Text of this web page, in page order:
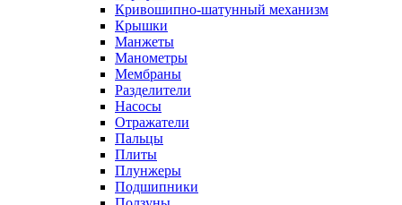
Кривошипно-шатунный механизм
Крышки
Манжеты
Манометры
Мембраны
Разделители
Насосы
Отражатели
Пальцы
Плиты
Плунжеры
Подшипники